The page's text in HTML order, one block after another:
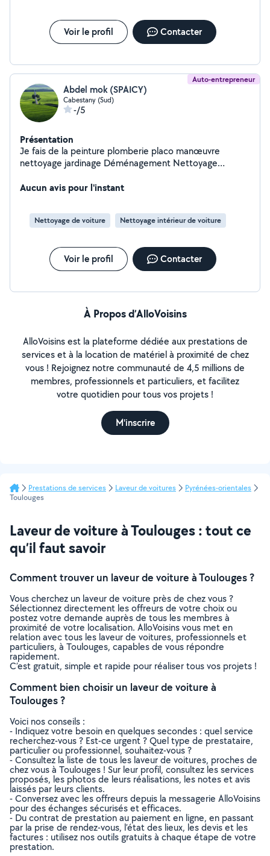
Voir le profil Contacter
Auto-entrepreneur
Abdel mok (SPAICY)
Cabestany (Sud)
-/5
Présentation
Je fais de la peinture plomberie placo manœuvre
nettoyage jardinage Déménagement Nettoyage
Aucun avis pour l'instant
Nettoyage de voiture Nettoyage intérieur de voiture
Voir le profil Contacter
À Propos d’AlloVoisins
AlloVoisins est la plateforme dédiée aux prestations de
services et à la location de matériel à proximité de chez
vous ! Rejoignez notre communauté de 4,5 millions de
membres, professionnels et particuliers, et facilitez
votre quotidien pour tous vos projets !
M'inscrire
Prestations de services Laveur de voitures
Pyrénées-orientales
Toulouges
Laveur de voiture à Toulouges : tout ce
qu’il faut savoir
Comment trouver un laveur de voiture à Toulouges ?
Vous cherchez un laveur de voiture près de chez vous ?
Sélectionnez directement les offreurs de votre choix ou
postez votre demande auprès de tous les membres à
proximité de votre localisation. AlloVoisins vous met en
relation avec tous les laveur de voitures, professionnels et
particuliers, à Toulouges, capables de vous répondre
rapidement.
C’est gratuit, simple et rapide pour réaliser tous vos projets !
Comment bien choisir un laveur de voiture à
Toulouges ?
Voici nos conseils :
- Indiquez votre besoin en quelques secondes : quel service
recherchez-vous ? Est-ce urgent ? Quel type de prestataire,
particulier ou professionnel, souhaitez-vous ?
- Consultez la liste de tous les laveur de voitures, proches de
chez vous à Toulouges ! Sur leur profil, consultez les services
proposés, les photos de leurs réalisations, les notes et avis
laissés par leurs clients.
- Conversez avec les offreurs depuis la messagerie AlloVoisins
pour des échanges sécurisés et efficaces.
- Du contrat de prestation au paiement en ligne, en passant
par la prise de rendez-vous, l’état des lieux, les devis et les
factures : utilisez nos outils gratuits à chaque étape de votre
prestation.